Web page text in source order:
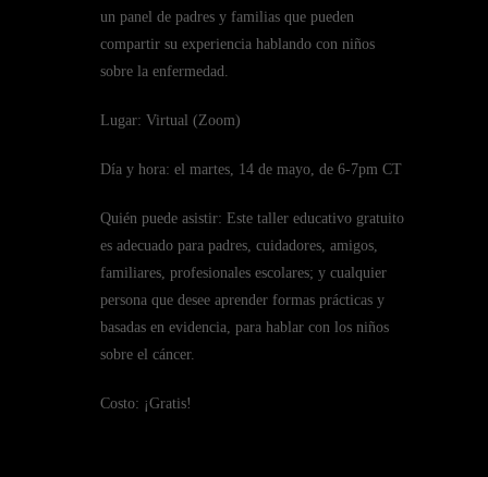
un panel de padres y familias que pueden
compartir su experiencia hablando con niños
sobre la enfermedad.
Lugar: Virtual (Zoom)
Día y hora: el martes, 14 de mayo, de 6-7pm CT
Quién puede asistir: Este taller educativo gratuito
es adecuado para padres, cuidadores, amigos,
familiares, profesionales escolares; y cualquier
persona que desee aprender formas prácticas y
basadas en evidencia, para hablar con los niños
sobre el cáncer.
Costo: ¡Gratis!